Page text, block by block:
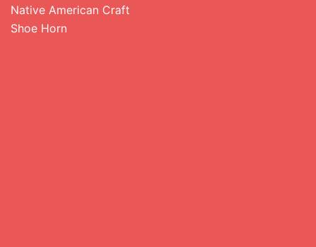
Native American Craft
Shoe Horn